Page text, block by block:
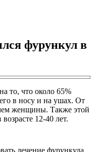
фурункул в
то, что около 65%
в носу и на ушах. От
женщины. Также этой
12-40 лет.
лечение фурункула